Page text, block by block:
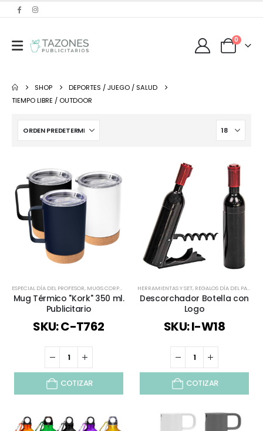
0
SHOP
DEPORTES / JUEGO / SALUD
TIEMPO LIBRE / OUTDOOR
ESPECIAL DÍA DEL PROFESOR, MUGS CORPORATIVOS ,TAZONES,TIEMPO LIBRE / OUTDOOR ,TODOS
Mug Térmico "Kork" 350 ml.
Publicitario
SKU: C-T762
COTIZAR
HERRAMIENTAS Y SET, REGALOS DÍA DEL PADRE
Descorchador Botella con
Logo
SKU: I-W18
COTIZAR